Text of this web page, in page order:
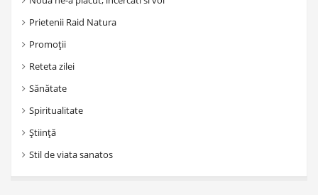
Prietenii Raid Natura
Promoții
Reteta zilei
Sănătate
Spiritualitate
Știință
Stil de viata sanatos